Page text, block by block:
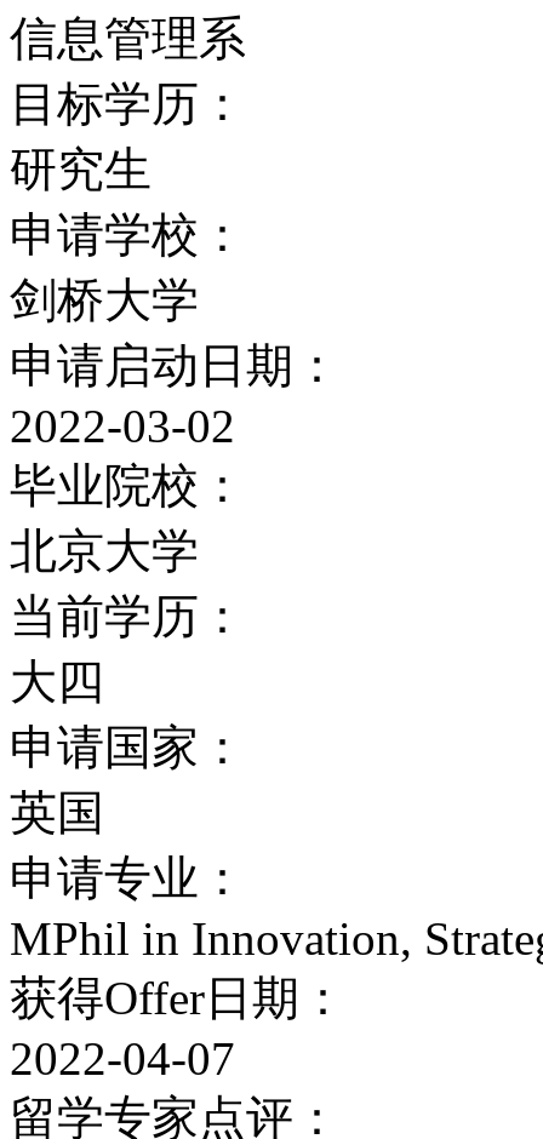
信息管理系
目标学历：
研究生
申请学校：
剑桥大学
申请启动日期：
2022-03-02
毕业院校：
北京大学
当前学历：
大四
申请国家：
英国
申请专业：
MPhil in Innovation,
获得Offer日期：
2022-04-07
留学专家点评：